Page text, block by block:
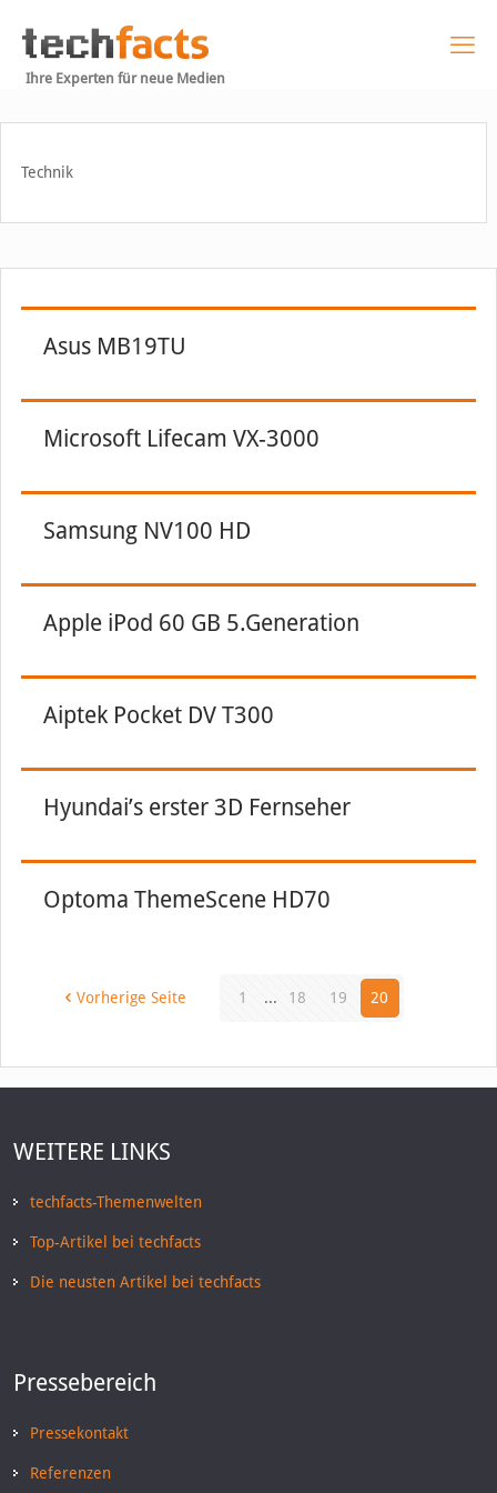
Ihre Experten für neue Medien
Technik
Asus MB19TU
Microsoft Lifecam VX-3000
Samsung NV100 HD
Apple iPod 60 GB 5.Generation
Aiptek Pocket DV T300
Hyundai’s erster 3D Fernseher
Optoma ThemeScene HD70
Vorherige Seite 1 ... 18 19 20
WEITERE LINKS
techfacts-Themenwelten
Top-Artikel bei techfacts
Die neusten Artikel bei techfacts
Pressebereich
Pressekontakt
Referenzen